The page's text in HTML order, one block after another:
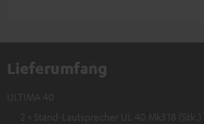
Lieferumfang
ULTIMA 40
2 × Stand-Lautsprecher UL 40 Mk3 18 (Stk.)